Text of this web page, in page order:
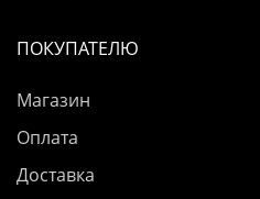
ПОКУПАТЕЛЮ
Магазин
Оплата
Доставка